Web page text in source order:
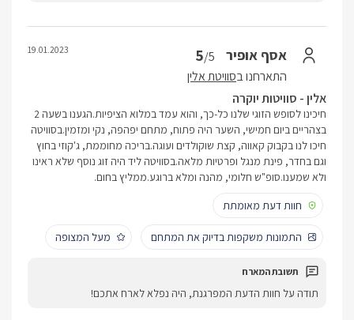
אסף אופיר 5/5
התארחנו בסוויטת אלין
19.01.2023
אלין - סוויטות יוקרה
חיכינו לסופש הזוגי שלנו כל-כך, והוא עמד במלוא הציפיות.הגענו בשעה 2
בצהריים ביום חמישי, השער היה פתוח, מתחם יפהפה, נקי ומזמין.בסוויטה
חיכו לנו בקבוק קאווה, קצת שוקולדים ועוגה.בריכה מחוממת, ג'קוזי בחוץ
וגם בחדר, פינת מנגל ופרטיות מלאה.בסוויטה ליד היה זוג נוסף שלא ראינו
ולא שמענו.סופ"ש חלומי, מהנה ומלא ברוגע.ממליץ בחום.
חוות דעת מאומתת
התמונות משקפות בדיוק את המתחם מעל המצופה
תודה על חוות הדעת המפרגנת, היה נפלא לארח אתכם!